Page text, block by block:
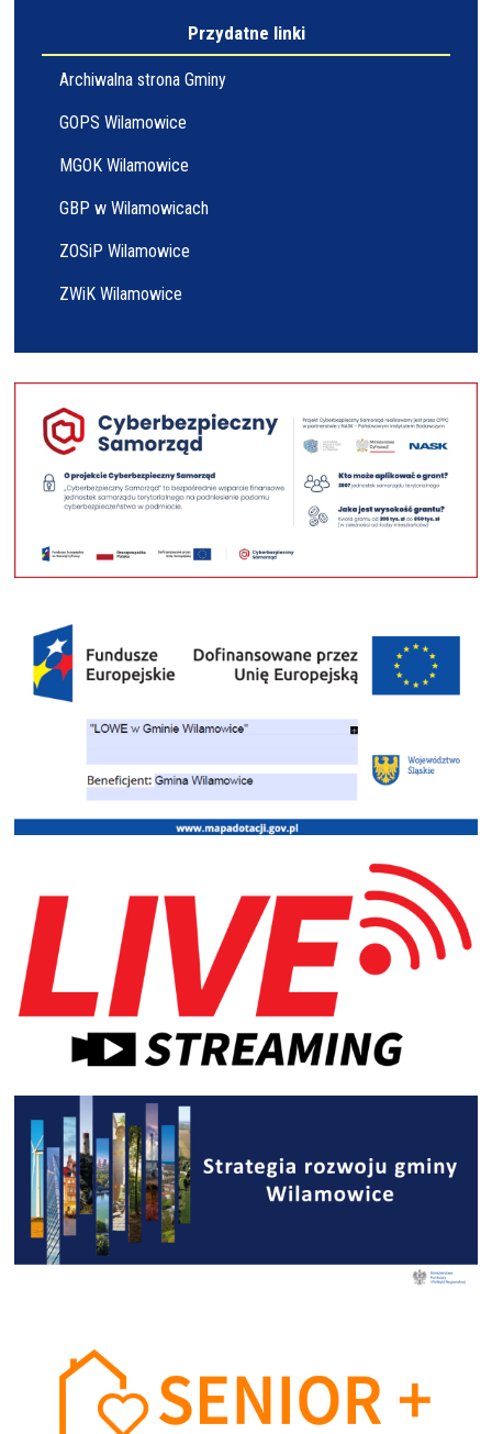
Przydatne linki
Archiwalna strona Gminy
GOPS Wilamowice
MGOK Wilamowice
GBP w Wilamowicach
ZOSiP Wilamowice
ZWiK Wilamowice